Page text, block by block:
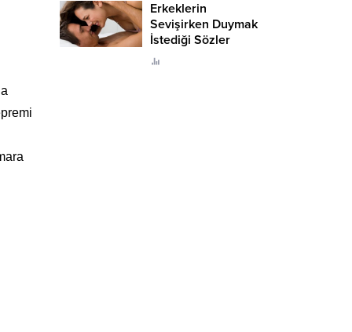
Erkeklerin
Sevişirken Duymak
İstediği Sözler
Neler?